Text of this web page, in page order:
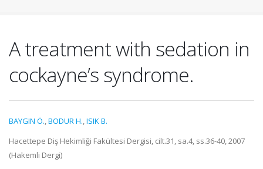
A treatment with sedation in
cockayne’s syndrome.
BAYGIN Ö.,BODUR H.,ISIK B.
Hacettepe Diş Hekimliği Fakültesi Dergisi, cilt.31, sa.4, ss.36-40, 2007
(Hakemli Dergi)